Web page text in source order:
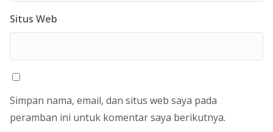
Situs Web
Simpan nama, email, dan situs web saya pada
peramban ini untuk komentar saya berikutnya.